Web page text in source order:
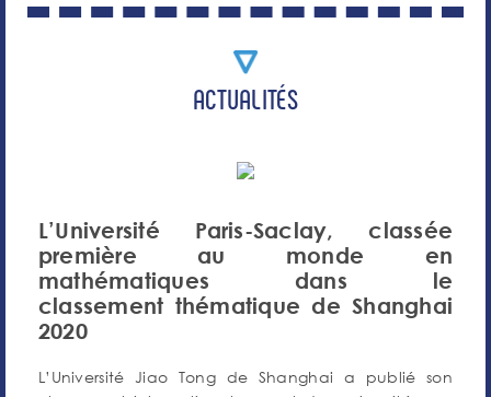
ACTUALITÉS
L’Université Paris-Saclay, classée
première au monde en
mathématiques dans le
classement thématique de Shanghai
2020
L’Université Jiao Tong de Shanghai a publié son